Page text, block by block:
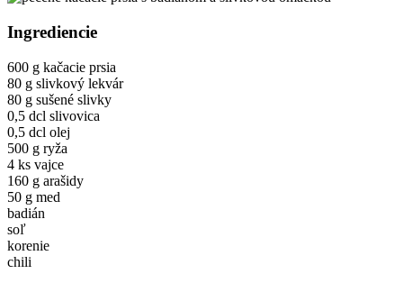
Ingrediencie
600 g kačacie prsia
80 g slivkový lekvár
80 g sušené slivky
0,5 dcl slivovica
0,5 dcl olej
500 g ryža
4 ks vajce
160 g arašidy
50 g med
badián
soľ
korenie
chili